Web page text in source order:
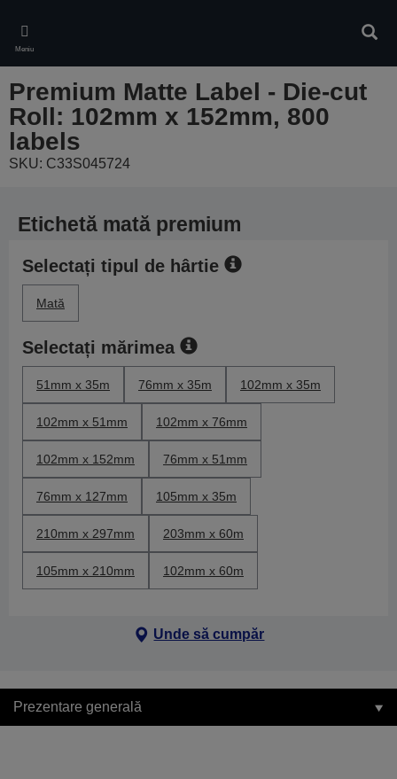
main
content
Meniu
Premium Matte Label - Die-cut
Roll: 102mm x 152mm, 800
labels
SKU: C33S045724
Etichetă mată premium
Selectați tipul de hârtie
Mată
Selectați mărimea
51mm x 35m 76mm x 35m 102mm x 35m
102mm x 51mm 102mm x 76mm
102mm x 152mm 76mm x 51mm
76mm x 127mm 105mm x 35m
210mm x 297mm 203mm x 60m
105mm x 210mm 102mm x 60m
Unde să cumpăr
Prezentare generală